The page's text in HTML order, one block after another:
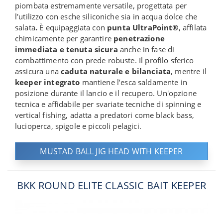
piombata estremamente versatile, progettata per
l'utilizzo con esche siliconiche sia in acqua dolce che
salata. È equipaggiata con punta UltraPoint®, affilata
chimicamente per garantire penetrazione
immediata e tenuta sicura anche in fase di
combattimento con prede robuste. Il profilo sferico
assicura una caduta naturale e bilanciata, mentre il
keeper integrato mantiene l’esca saldamente in
posizione durante il lancio e il recupero. Un'opzione
tecnica e affidabile per svariate tecniche di spinning e
vertical fishing, adatta a predatori come black bass,
lucioperca, spigole e piccoli pelagici.
MUSTAD BALL JIG HEAD WITH KEEPER
BKK ROUND ELITE CLASSIC BAIT KEEPER